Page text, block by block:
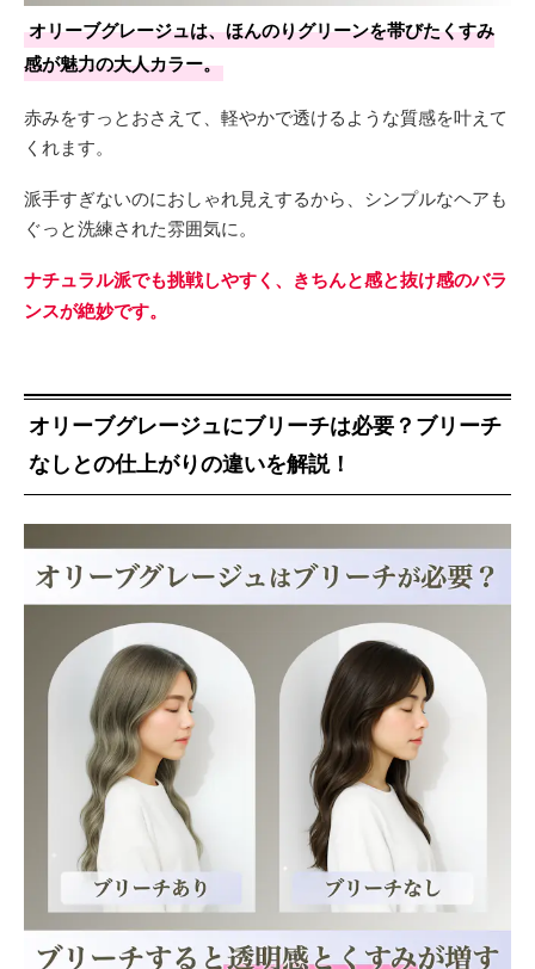
オリーブグレージュは、ほんのりグリーンを帯びたくすみ
感が魅力の大人カラー。
赤みをすっとおさえて、軽やかで透けるような質感を叶えて
くれます。
派手すぎないのにおしゃれ見えするから、シンプルなヘアも
ぐっと洗練された雰囲気に。
ナチュラル派でも挑戦しやすく、きちんと感と抜け感のバラ
ンスが絶妙です。
オリーブグレージュにブリーチは必要？ブリーチ
なしとの仕上がりの違いを解説！